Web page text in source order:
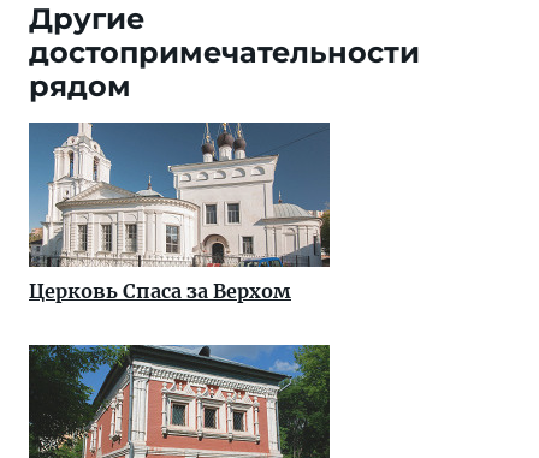
Другие
достопримечательности
рядом
Церковь Спаса за Верхом